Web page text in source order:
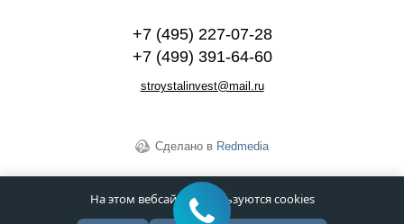
+7 (495) 227-07-28
+7 (499) 391-64-60
stroystalinvest@mail.ru
Сделано в Redmedia
На этом вебсайте используются cookies